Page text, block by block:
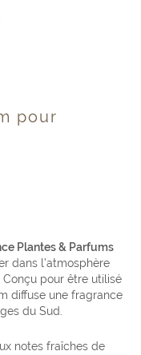
pour
Plantes & Parfums
dans l’atmosphère
pour être utilisé
diffuse une fragrance
du Sud.
notes fraîches de